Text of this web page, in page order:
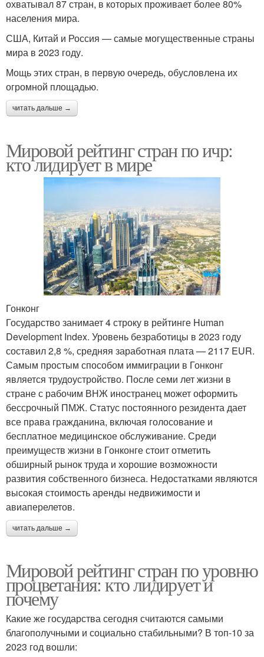
охватывал 87 стран, в которых проживает более 80%
населения мира.
США, Китай и Россия — самые могущественные страны
мира в 2023 году.
Мощь этих стран, в первую очередь, обусловлена их
огромной площадью.
читать дальше →
Мировой рейтинг стран по ичр:
кто лидирует в мире
Гонконг
Государство занимает 4 строку в рейтинге Human
Development Index. Уровень безработицы в 2023 году
составил 2,8 %, средняя заработная плата — 2117 EUR.
Самым простым способом иммиграции в Гонконг
является трудоустройство. После семи лет жизни в
стране с рабочим ВНЖ иностранец может оформить
бессрочный ПМЖ. Статус постоянного резидента дает
все права гражданина, включая голосование и
бесплатное медицинское обслуживание. Среди
преимуществ жизни в Гонконге стоит отметить
обширный рынок труда и хорошие возможности
развития собственного бизнеса. Недостатками являются
высокая стоимость аренды недвижимости и
авиаперелетов.
читать дальше →
Мировой рейтинг стран по уровню
процветания: кто лидирует и
почему
Какие же государства сегодня считаются самыми
благополучными и социально стабильными? В топ-10 за
2023 год вошли: